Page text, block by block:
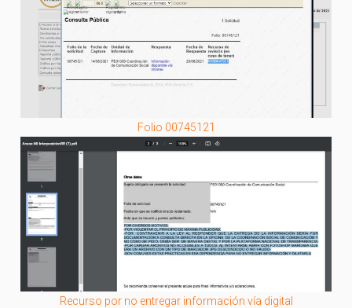
Folio 00745121
Recurso por no entregar información vía digital